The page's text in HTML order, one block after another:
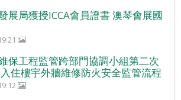
展局獲授ICCA會員證書 澳琴會展國
保工程監管跨部門協調小組第二次
住樓宇外牆維修防火安全監管流程